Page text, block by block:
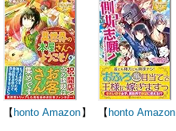
【 honto Amazon 】 【 honto Amazon